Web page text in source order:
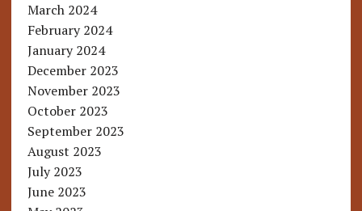
March 2024
February 2024
January 2024
December 2023
November 2023
October 2023
September 2023
August 2023
July 2023
June 2023